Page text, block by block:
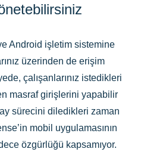
Android işletim sistemine
üzerinden de erişim
çalışanlarınız istedikleri
masraf girişlerini yapabilir
sürecini diledikleri zaman
mobil uygulamasının
özgürlüğü kapsamıyor.